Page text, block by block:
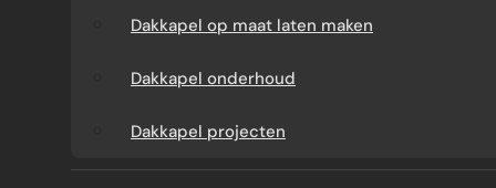
Dakkapel op maat laten maken
Dakkapel onderhoud
Dakkapel projecten